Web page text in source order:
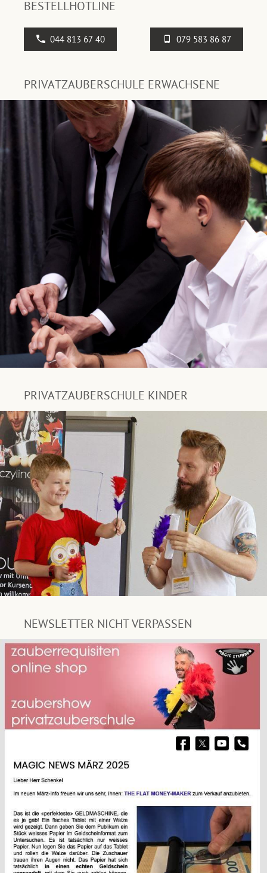
BESTELLHOTLINE
044 813 67 40 079 583 86 87
PRIVATZAUBERSCHULE ERWACHSENE
PRIVATZAUBERSCHULE KINDER
NEWSLETTER NICHT VERPASSEN